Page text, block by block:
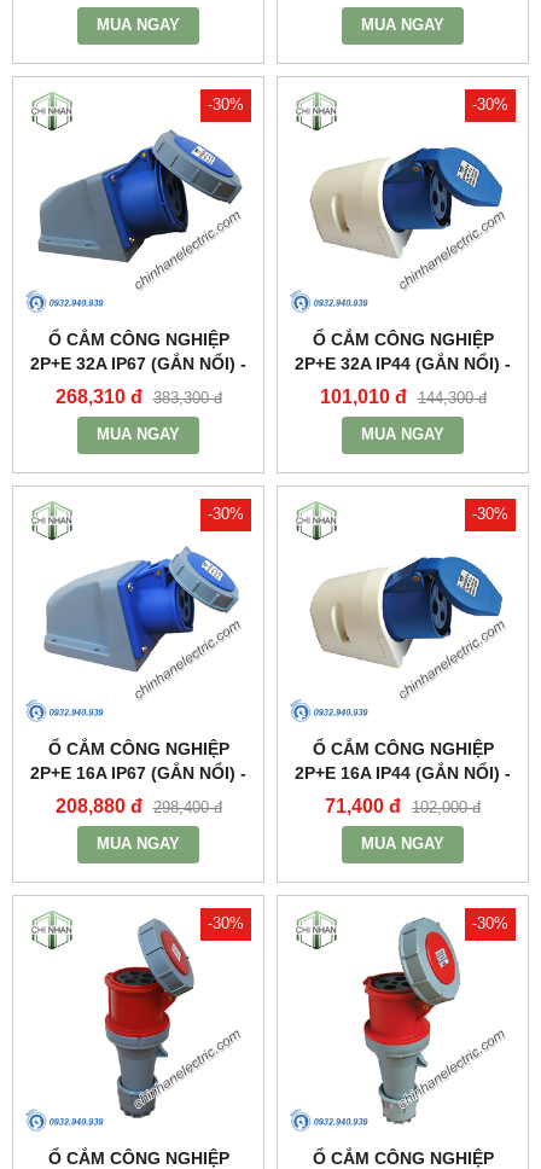
MUA NGAY MUA NGAY
-30%
Ổ CẮM CÔNG NGHIỆP
2P+E 32A IP67 (GẮN NỔI) -
MPN1232 - MPE
268,310 đ 383,300 đ
MUA NGAY
-30%
Ổ CẮM CÔNG NGHIỆP
2P+E 32A IP44 (GẮN NỔI) -
MPN123 - MPE
101,010 đ 144,300 đ
MUA NGAY
-30%
Ổ CẮM CÔNG NGHIỆP
2P+E 16A IP67 (GẮN NỔI) -
MPN1132 - MPE
208,880 đ 298,400 đ
MUA NGAY
-30%
Ổ CẮM CÔNG NGHIỆP
2P+E 16A IP44 (GẮN NỔI) -
MPN113 - MPE
71,400 đ 102,000 đ
MUA NGAY
-30%
Ổ CẮM CÔNG NGHIỆP
-30%
Ổ CẮM CÔNG NGHIỆP